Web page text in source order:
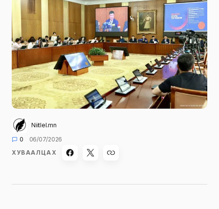
Niitlel.mn
0
06/07/2026
ХУВААЛЦАХ